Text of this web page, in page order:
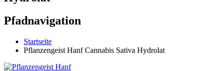
Pfadnavigation
Startseite
Pflanzengeist Hanf Cannabis Sativa Hydrolat